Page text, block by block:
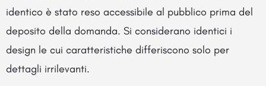
identico è stato reso accessibile al pubblico prima del
deposito della domanda. Si considerano identici i
design le cui caratteristiche differiscono solo per
dettagli irrilevanti.